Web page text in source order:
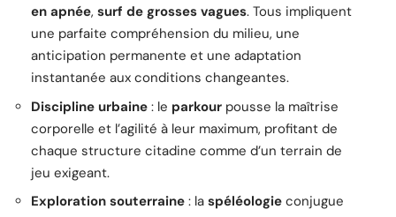
en apnée, surf de grosses vagues. Tous impliquent
une parfaite compréhension du milieu, une
anticipation permanente et une adaptation
instantanée aux conditions changeantes.
Discipline urbaine : le parkour pousse la maîtrise
corporelle et l’agilité à leur maximum, profitant de
chaque structure citadine comme d’un terrain de
jeu exigeant.
Exploration souterraine : la spéléologie conjugue